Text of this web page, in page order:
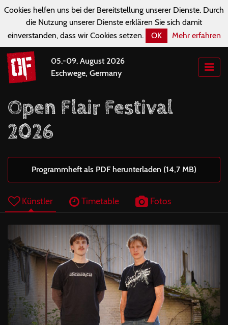
Cookies helfen uns bei der Bereitstellung unserer Dienste. Durch
die Nutzung unserer Dienste erklären Sie sich damit
einverstanden, dass wir Cookies setzen.
OK Mehr erfahren
05.-09. August 2026
Eschwege, Germany
Open Flair Festival
2026
Programmheft als PDF herunterladen (14,7 MB)
Künstler Timetable Fotos